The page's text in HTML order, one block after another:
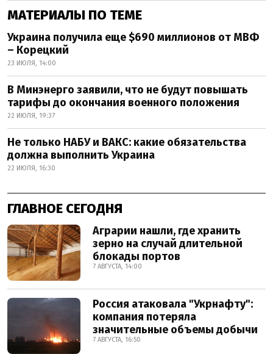
МАТЕРИАЛЫ ПО ТЕМЕ
Украина получила еще $690 миллионов от МВФ
– Корецкий
23 ИЮЛЯ, 14:00
В Минэнерго заявили, что не будут повышать
тарифы до окончания военного положения
22 ИЮЛЯ, 19:37
Не только НАБУ и ВАКС: какие обязательства
должна выполнить Украина
22 ИЮЛЯ, 16:30
ГЛАВНОЕ СЕГОДНЯ
Аграрии нашли, где хранить
зерно на случай длительной
блокады портов
7 АВГУСТА, 14:00
Россия атаковала "Укрнафту":
компания потеряла
значительные объемы добычи
7 АВГУСТА, 16:50